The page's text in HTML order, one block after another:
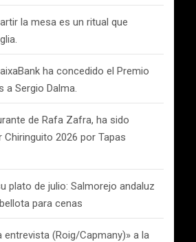
la mesa es un ritual que
ha concedido el Premio
a Sergio Dalma.
de Rafa Zafra, ha sido
2026 por Tapas
plato de julio: Salmorejo andaluz
para cenas
entrevista (Roig/Capmany)» a la